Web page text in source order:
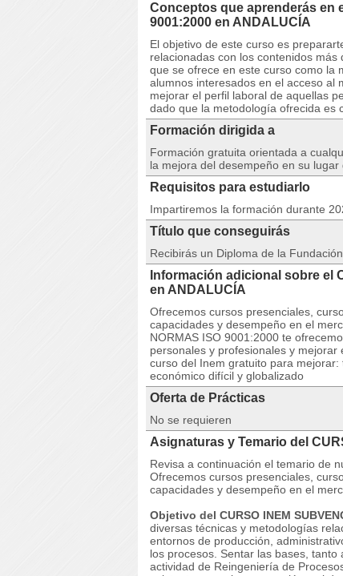
Conceptos que aprenderás en
9001:2000 en ANDALUCÍA
El objetivo de este curso es
relacionadas con los contenidos
que se ofrece en este curso como la
alumnos interesados en el acceso al
mejorar el perfil laboral de aquellas
dado que la metodología ofrecida es
Formación dirigida a
Formación gratuita orientada a
la mejora del desempeño en su
Requisitos para estudiarlo
Impartiremos la formación durante
Título que conseguirás
Recibirás un Diploma de la
Información adicional sobre el
en ANDALUCÍA
Ofrecemos cursos presenciales,
capacidades y desempeño en el
NORMAS ISO 9001:2000 te
personales y profesionales y
curso del Inem gratuito para
económico difícil y globalizado
Oferta de Prácticas
No se requieren
Asignaturas y Temario del
Revisa a continuación el temario de
Ofrecemos cursos presenciales,
capacidades y desempeño en el
Objetivo del CURSO INEM
diversas técnicas y metodologías
entornos de producción,
los procesos. Sentar las bases,
actividad de Reingeniería de